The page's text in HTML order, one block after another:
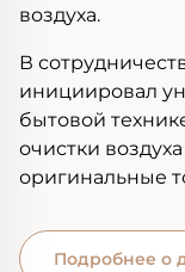
воздуха.
В
инициировал
бытовой
очистки
оригинальные
Подробнее о